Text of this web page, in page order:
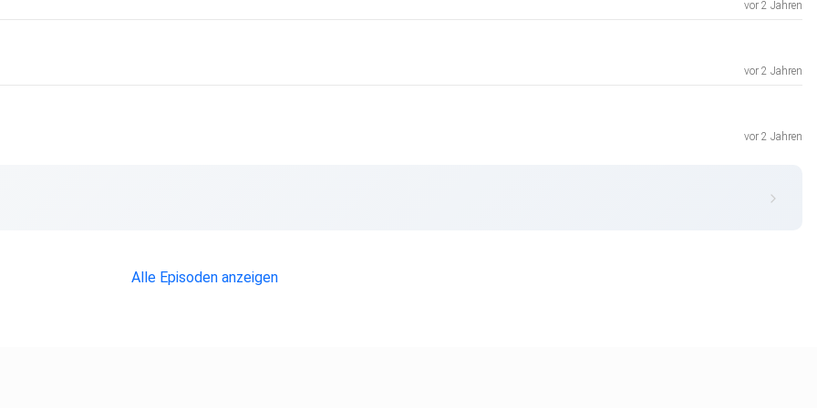
vor 2 Jahren
vor 2 Jahren
vor 2 Jahren
Alle Episoden anzeigen